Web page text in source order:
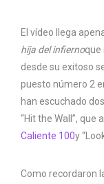
El vídeo llega
hija del infiernoque
desde su exitoso
puesto número 2
han escuchado
“Hit the Wall”, que
Caliente 100y
Como recordaron